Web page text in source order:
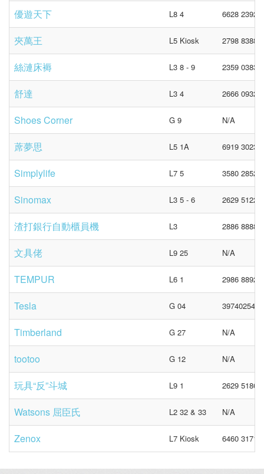
優遊天下 L8 4 6628 2392
夾萬王 L5 Kiosk 2798 8388
絲漣床褥 L3 8 - 9 2359 0383
舒達 L3 4 2666 0932
Shoes Corner G 9 N/A
蓆夢思 L5 1A 6919 3023
Simplylife L7 5 3580 2852
Sinomax L3 5 - 6 2629 5122
渣打銀行自動櫃員機 L3 2886 8888
文具佬 L9 25 N/A
TEMPUR L6 1 2986 8892
Tesla G 04 39740254
Timberland G 27 N/A
tootoo G 12 N/A
玩具“反”斗城 L9 1 2629 5186
Watsons 屈臣氏 L2 32 & 33 N/A
Zenox L7 Kiosk 6460 3171